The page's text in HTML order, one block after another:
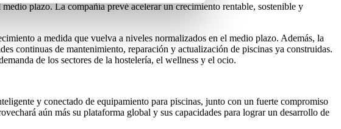
plazo. La compañía prevé acelerar un crecimiento rentable, sostenible y
a medida que vuelva a niveles normalizados en el medio plazo. Además, la
continuas de mantenimiento, reparación y actualización de piscinas ya construidas.
de los sectores de la hostelería, el wellness y el ocio.
y conectado de equipamiento para piscinas, junto con un fuerte compromiso
aún más su plataforma global y sus capacidades para lograr un desarrollo de